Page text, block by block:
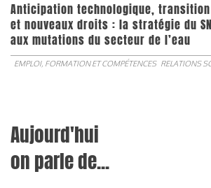
Anticipation technologique,
et nouveaux droits : la stratégie du
aux mutations du secteur de l’eau
EMPLOI, FORMATION ET COMPÉTENCES RELATIONS
Aujourd'hui
on parle de...